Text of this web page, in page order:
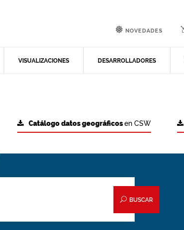
VISUALIZACIONES DESARROLLADORES
NOVEDADES
Catálogo datos geográficosen CSW
BUSCAR